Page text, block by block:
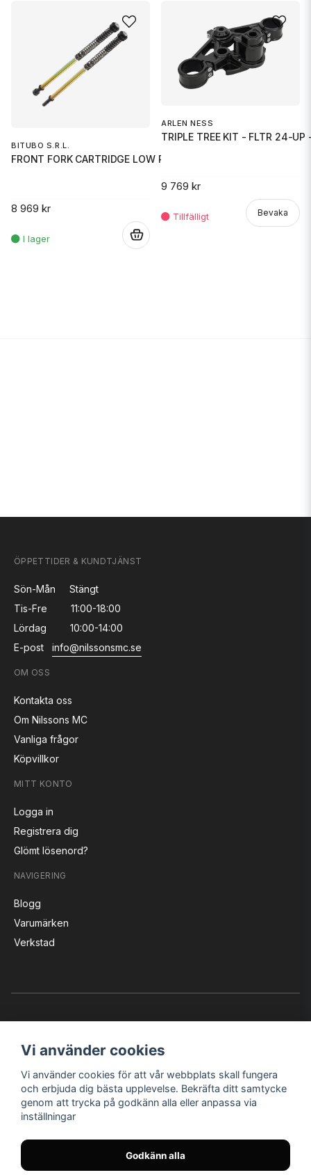
BITUBO S.R.L.
FRONT FORK CARTRIDGE LOW RIDER
8 969 kr
ARLEN NESS
TRIPLE TREE KIT - FLTR 24-UP
9 769 kr
Bevaka
ÖPPETTIDER & KUNDTJÄNST
Sön-Mån
Stängt
Tis-Fre
11:00-18:00
Lördag
10:00-14:00
E-post
info@nilssonsmc.se
OM OSS
Kontakta oss
Om Nilssons MC
Vanliga frågor
Köpvillkor
MITT KONTO
Logga in
Registrera dig
Glömt lösenord?
NAVIGERING
Blogg
Varumärken
Verkstad
© Nilssons MC - Allt för dig & din MC
Instagram Facebook YouTube
Vi använder cookies
Vi använder cookies för att vår webbplats skall fungera
och erbjuda dig bästa upplevelse. Bekräfta ditt samtycke
genom att trycka på godkänn alla eller anpassa via
inställningar
Godkänn alla